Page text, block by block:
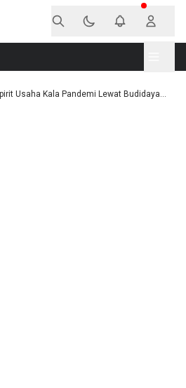
Usaha Kala Pandemi Lewat Budidaya...